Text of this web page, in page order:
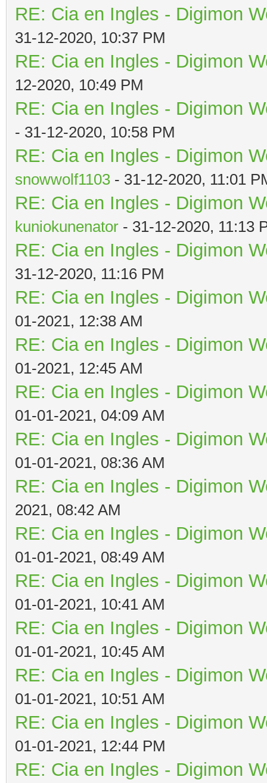
RE: Cia en Ingles - Digimon
31-12-2020, 10:37 PM
RE: Cia en Ingles - Digimon
12-2020, 10:49 PM
RE: Cia en Ingles - Digimon
- 31-12-2020, 10:58 PM
RE: Cia en Ingles - Digimon
snowwolf1103 - 31-12-2020, 11:01
RE: Cia en Ingles - Digimon
kuniokunenator - 31-12-2020, 11:13
RE: Cia en Ingles - Digimon
31-12-2020, 11:16 PM
RE: Cia en Ingles - Digimon
01-2021, 12:38 AM
RE: Cia en Ingles - Digimon
01-2021, 12:45 AM
RE: Cia en Ingles - Digimon
01-01-2021, 04:09 AM
RE: Cia en Ingles - Digimon
01-01-2021, 08:36 AM
RE: Cia en Ingles - Digimon
2021, 08:42 AM
RE: Cia en Ingles - Digimon
01-01-2021, 08:49 AM
RE: Cia en Ingles - Digimon
01-01-2021, 10:41 AM
RE: Cia en Ingles - Digimon
01-01-2021, 10:45 AM
RE: Cia en Ingles - Digimon
01-01-2021, 10:51 AM
RE: Cia en Ingles - Digimon
01-01-2021, 12:44 PM
RE: Cia en Ingles - Digimon